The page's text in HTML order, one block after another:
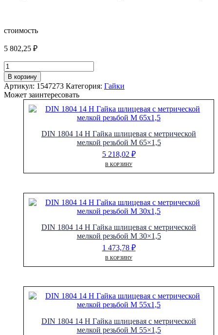
стоимость
5 802,25 ₽
Количество
товара
DIN
1804
14
В корзину
Артикул: 1547273 Категория: Гайки
Может заинтересовать
DIN 1804 14 H Гайка шлицевая с метрической
мелкой резьбой M 65×1,5
5 218,02 ₽
В КОРЗИНУ
DIN 1804 14 H Гайка шлицевая с метрической
мелкой резьбой M 30×1,5
1 473,78 ₽
В КОРЗИНУ
DIN 1804 14 H Гайка шлицевая с метрической
мелкой резьбой M 55×1,5